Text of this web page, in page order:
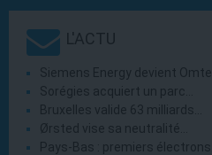
L'ACTU
Siemens Energy devient
Sorégies acquiert un parc…
Bruxelles valide 63 milliards…
Ørsted vise sa neutralité…
Pays-Bas : premiers électrons…